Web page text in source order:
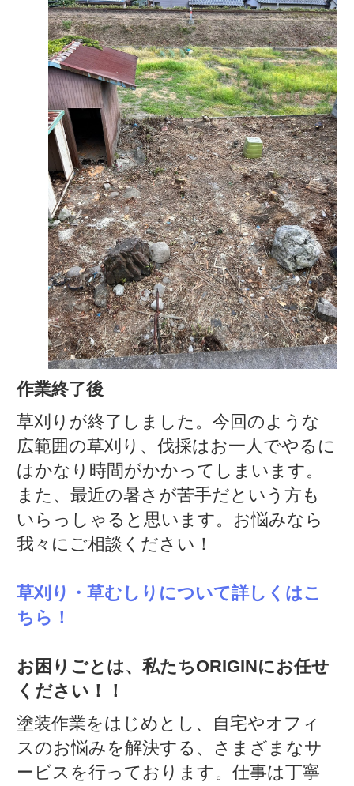
作業終了後
草刈りが終了しました。今回のような
広範囲の草刈り、伐採はお一人でやるに
はかなり時間がかかってしまいます。
また、最近の暑さが苦手だという方も
いらっしゃると思います。お悩みなら
我々にご相談ください！
草刈り・草むしりについて詳しくはこ
ちら！
お困りごとは、私たちORIGINにお任せ
ください！！
塗装作業をはじめとし、自宅やオフィ
スのお悩みを解決する、さまざまなサ
ービスを行っております。仕事は丁寧